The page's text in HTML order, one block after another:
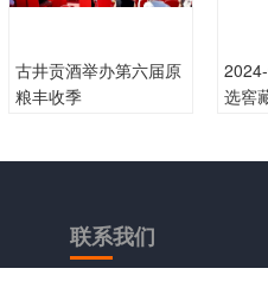
古井贡酒举办第六届原
粮丰收季
选窖
联系我们